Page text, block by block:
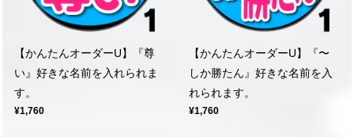
【かんたんオーダーU】『尊
い』好きな名前を入れられま
す。
¥1,760
【かんたんオーダーU】『〜
しか勝たん』好きな名前を入
れられます。
¥1,760